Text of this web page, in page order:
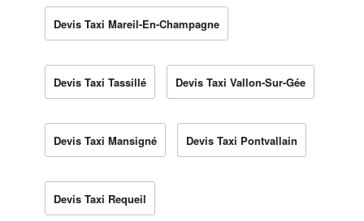
Devis Taxi Mareil-En-Champagne
Devis Taxi Tassillé Devis Taxi Vallon-Sur-Gée
Devis Taxi Mansigné Devis Taxi Pontvallain
Devis Taxi Requeil